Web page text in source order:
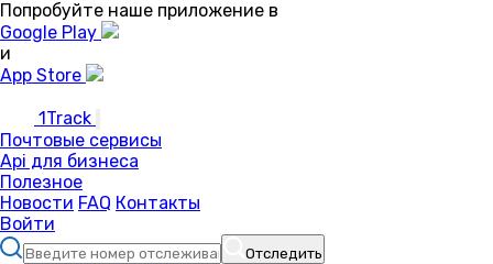
Попробуйте наше приложение в
Google Play
и
App Store
1Track
Почтовые сервисы
Api для бизнеса
Полезное
Новости FAQ Контакты
Войти
Отследить